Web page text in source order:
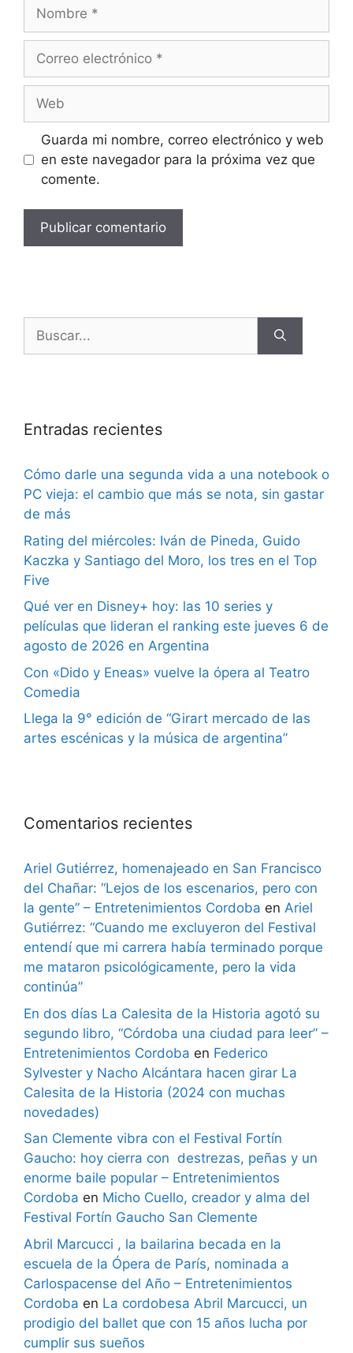
Guarda mi nombre, correo electrónico y web
en este navegador para la próxima vez que
comente.
Entradas recientes
Cómo darle una segunda vida a una notebook o
PC vieja: el cambio que más se nota, sin gastar
de más
Rating del miércoles: Iván de Pineda, Guido
Kaczka y Santiago del Moro, los tres en el Top
Five
Qué ver en Disney+ hoy: las 10 series y
películas que lideran el ranking este jueves 6 de
agosto de 2026 en Argentina
Con «Dido y Eneas» vuelve la ópera al Teatro
Comedia
Llega la 9° edición de “Girart mercado de las
artes escénicas y la música de argentina”
Comentarios recientes
Ariel Gutiérrez, homenajeado en San Francisco
del Chañar: “Lejos de los escenarios, pero con
la gente” – Entretenimientos Cordoba en Ariel
Gutiérrez: “Cuando me excluyeron del Festival
entendí que mi carrera había terminado porque
me mataron psicológicamente, pero la vida
continúa”
En dos días La Calesita de la Historia agotó su
segundo libro, “Córdoba una ciudad para leer” –
Entretenimientos Cordoba en Federico
Sylvester y Nacho Alcántara hacen girar La
Calesita de la Historia (2024 con muchas
novedades)
San Clemente vibra con el Festival Fortín
Gaucho: hoy cierra con destrezas, peñas y un
enorme baile popular – Entretenimientos
Cordoba en Micho Cuello, creador y alma del
Festival Fortín Gaucho San Clemente
Abril Marcucci , la bailarina becada en la
escuela de la Ópera de París, nominada a
Carlospacense del Año – Entretenimientos
Cordoba en La cordobesa Abril Marcucci, un
prodigio del ballet que con 15 años lucha por
cumplir sus sueños